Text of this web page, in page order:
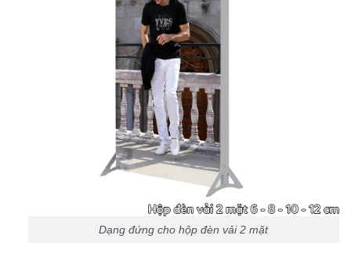
Dạng đứng cho hộp đèn vải 2 mặt